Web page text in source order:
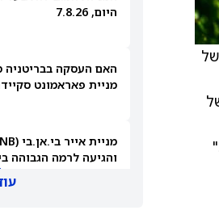
היום, 7.8.26
האם העסקה
מניית פאראמונט
והגיעה לרמה הגבוהה
לאחר שהתיר מכירות של שבבי H200 של